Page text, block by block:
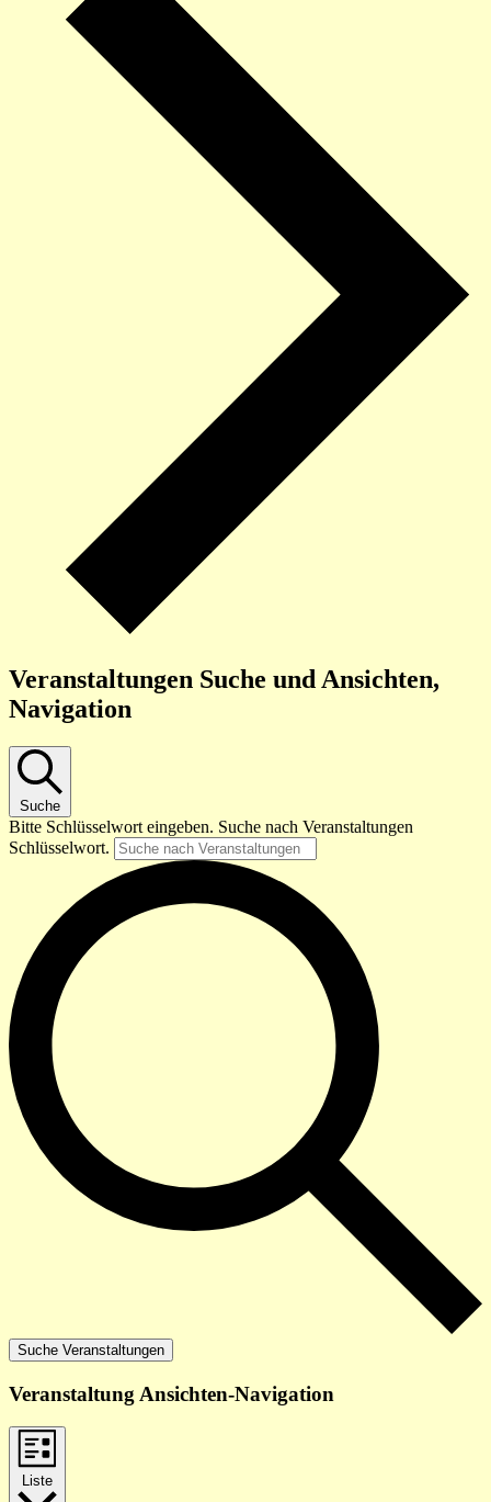
Veranstaltungen Suche und Ansichten,
Navigation
Suche
Bitte Schlüsselwort eingeben. Suche nach Veranstaltungen
Schlüsselwort.
Suche Veranstaltungen
Veranstaltung Ansichten-Navigation
Liste